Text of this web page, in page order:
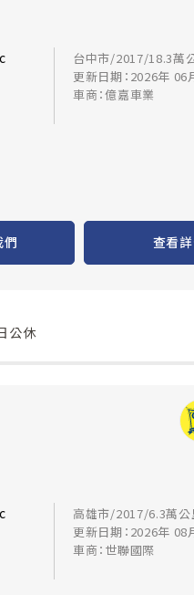
台中市/2017/18.3萬
更新日期：2026年 06
車商：億嘉車業
們 查看
公休
高雄市/2017/6.3萬公
更新日期：2026年 08
車商：世聯國際